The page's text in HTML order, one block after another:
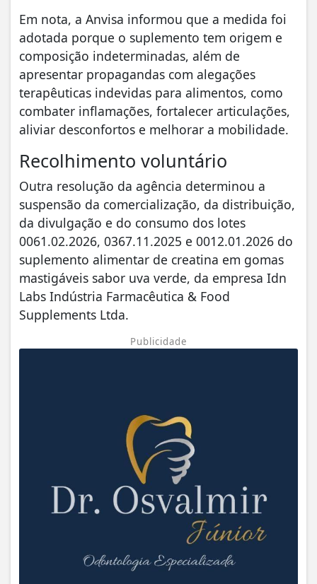
Em nota, a Anvisa informou que a medida foi
adotada porque o suplemento tem origem e
composição indeterminadas, além de
apresentar propagandas com alegações
terapêuticas indevidas para alimentos, como
combater inflamações, fortalecer articulações,
aliviar desconfortos e melhorar a mobilidade.
Recolhimento voluntário
Outra resolução da agência determinou a
suspensão da comercialização, da distribuição,
da divulgação e do consumo dos lotes
0061.02.2026, 0367.11.2025 e 0012.01.2026 do
suplemento alimentar de creatina em gomas
mastigáveis sabor uva verde, da empresa Idn
Labs Indústria Farmacêutica & Food
Supplements Ltda.
Publicidade